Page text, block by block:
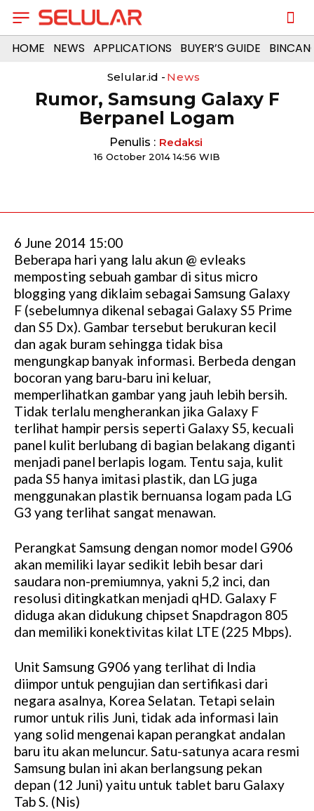
HOME NEWS APPLICATIONS BUYER’S GUIDE
Selular.id - News
Rumor, Samsung Galaxy F
Berpanel Logam
Penulis : Redaksi
16 October 2014 14:56 WIB
6 June 2014 15:00
Beberapa hari yang lalu akun @ evleaks
memposting sebuah gambar di situs micro
blogging yang diklaim sebagai Samsung Galaxy
F (sebelumnya dikenal sebagai Galaxy S5 Prime
dan S5 Dx). Gambar tersebut berukuran kecil
dan agak buram sehingga tidak bisa
mengungkap banyak informasi. Berbeda dengan
bocoran yang baru-baru ini keluar,
memperlihatkan gambar yang jauh lebih bersih.
Tidak terlalu mengherankan jika Galaxy F
terlihat hampir persis seperti Galaxy S5, kecuali
panel kulit berlubang di bagian belakang diganti
menjadi panel berlapis logam. Tentu saja, kulit
pada S5 hanya imitasi plastik, dan LG juga
menggunakan plastik bernuansa logam pada LG
G3 yang terlihat sangat menawan.
Perangkat Samsung dengan nomor model G906
akan memiliki layar sedikit lebih besar dari
saudara non-premiumnya, yakni 5,2 inci, dan
resolusi ditingkatkan menjadi qHD. Galaxy F
diduga akan didukung chipset Snapdragon 805
dan memiliki konektivitas kilat LTE (225 Mbps).
Unit Samsung G906 yang terlihat di India
diimpor untuk pengujian dan sertifikasi dari
negara asalnya, Korea Selatan. Tetapi selain
rumor untuk rilis Juni, tidak ada informasi lain
yang solid mengenai kapan perangkat andalan
baru itu akan meluncur. Satu-satunya acara resmi
Samsung bulan ini akan berlangsung pekan
depan (12 Juni) yaitu untuk tablet baru Galaxy
Tab S. (Nis)